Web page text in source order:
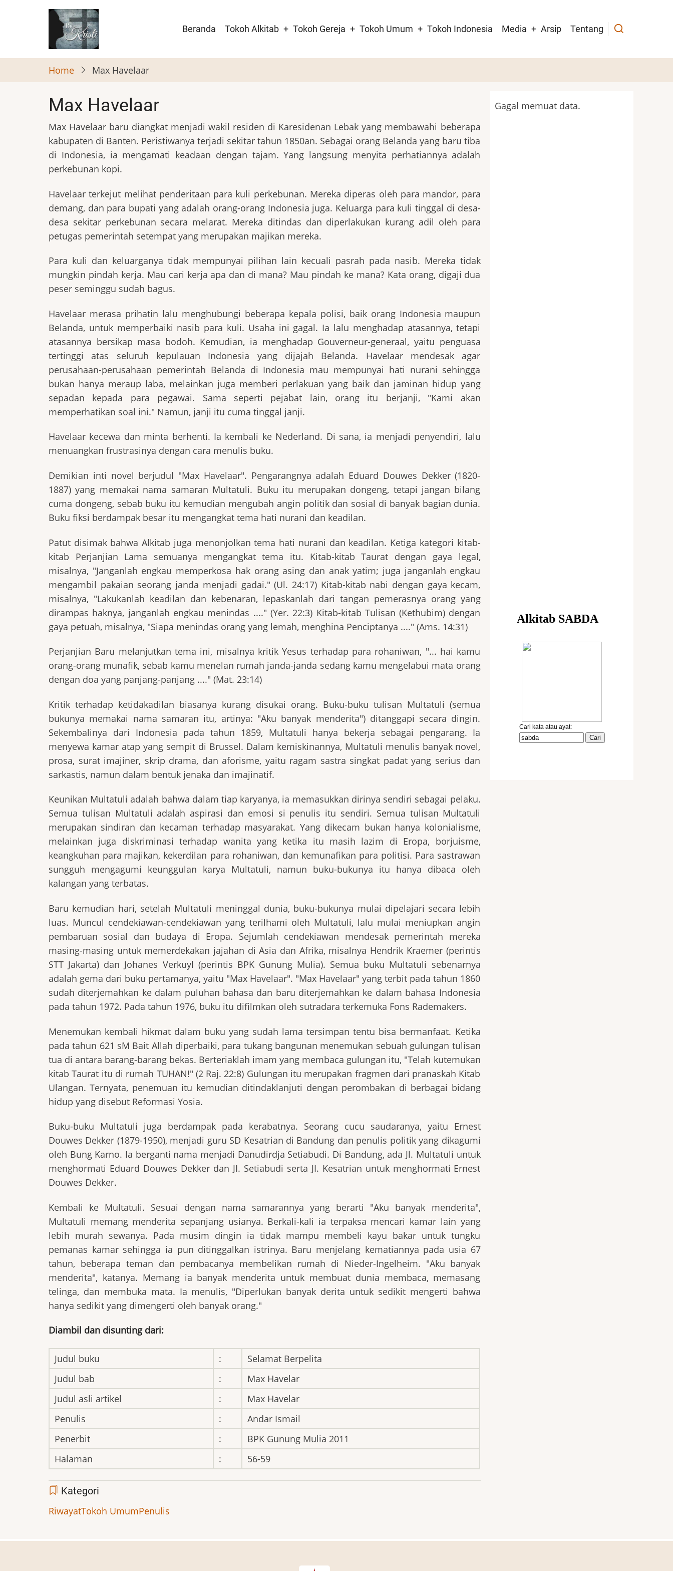
Main
Beranda Tokoh Alkitab Tokoh Gereja Tokoh Umum Tokoh Indonesia Media Arsip Tentang
Home Max Havelaar
Max Havelaar
Max Havelaar baru diangkat menjadi wakil residen di Karesidenan Lebak yang membawahi beberapa
kabupaten di Banten. Peristiwanya terjadi sekitar tahun 1850an. Sebagai orang Belanda yang baru tiba
di Indonesia, ia mengamati keadaan dengan tajam. Yang langsung menyita perhatiannya adalah
perkebunan kopi.
Havelaar terkejut melihat penderitaan para kuli perkebunan. Mereka diperas oleh para mandor, para
demang, dan para bupati yang adalah orang-orang Indonesia juga. Keluarga para kuli tinggal di desa-
desa sekitar perkebunan secara melarat. Mereka ditindas dan diperlakukan kurang adil oleh para
petugas pemerintah setempat yang merupakan majikan mereka.
Para kuli dan keluarganya tidak mempunyai pilihan lain kecuali pasrah pada nasib. Mereka tidak
mungkin pindah kerja. Mau cari kerja apa dan di mana? Mau pindah ke mana? Kata orang, digaji dua
peser seminggu sudah bagus.
Havelaar merasa prihatin lalu menghubungi beberapa kepala polisi, baik orang Indonesia maupun
Belanda, untuk memperbaiki nasib para kuli. Usaha ini gagal. Ia lalu menghadap atasannya, tetapi
atasannya bersikap masa bodoh. Kemudian, ia menghadap Gouverneur-generaal, yaitu penguasa
tertinggi atas seluruh kepulauan Indonesia yang dijajah Belanda. Havelaar mendesak agar
perusahaan-perusahaan pemerintah Belanda di Indonesia mau mempunyai hati nurani sehingga
bukan hanya meraup laba, melainkan juga memberi perlakuan yang baik dan jaminan hidup yang
sepadan kepada para pegawai. Sama seperti pejabat lain, orang itu berjanji, "Kami akan
memperhatikan soal ini." Namun, janji itu cuma tinggal janji.
Havelaar kecewa dan minta berhenti. Ia kembali ke Nederland. Di sana, ia menjadi penyendiri, lalu
menuangkan frustrasinya dengan cara menulis buku.
Demikian inti novel berjudul "Max Havelaar". Pengarangnya adalah Eduard Douwes Dekker (1820-
1887) yang memakai nama samaran Multatuli. Buku itu merupakan dongeng, tetapi jangan bilang
cuma dongeng, sebab buku itu kemudian mengubah angin politik dan sosial di banyak bagian dunia.
Buku fiksi berdampak besar itu mengangkat tema hati nurani dan keadilan.
Patut disimak bahwa Alkitab juga menonjolkan tema hati nurani dan keadilan. Ketiga kategori kitab-
kitab Perjanjian Lama semuanya mengangkat tema itu. Kitab-kitab Taurat dengan gaya legal,
misalnya, "Janganlah engkau memperkosa hak orang asing dan anak yatim; juga janganlah engkau
mengambil pakaian seorang janda menjadi gadai." (Ul. 24:17) Kitab-kitab nabi dengan gaya kecam,
misalnya, "Lakukanlah keadilan dan kebenaran, lepaskanlah dari tangan pemerasnya orang yang
dirampas haknya, janganlah engkau menindas ...." (Yer. 22:3) Kitab-kitab Tulisan (Kethubim) dengan
gaya petuah, misalnya, "Siapa menindas orang yang lemah, menghina Penciptanya ...." (Ams. 14:31)
Perjanjian Baru melanjutkan tema ini, misalnya kritik Yesus terhadap para rohaniwan, "... hai kamu
orang-orang munafik, sebab kamu menelan rumah janda-janda sedang kamu mengelabui mata orang
dengan doa yang panjang-panjang ...." (Mat. 23:14)
Kritik terhadap ketidakadilan biasanya kurang disukai orang. Buku-buku tulisan Multatuli (semua
bukunya memakai nama samaran itu, artinya: "Aku banyak menderita") ditanggapi secara dingin.
Sekembalinya dari Indonesia pada tahun 1859, Multatuli hanya bekerja sebagai pengarang. Ia
menyewa kamar atap yang sempit di Brussel. Dalam kemiskinannya, Multatuli menulis banyak novel,
prosa, surat imajiner, skrip drama, dan aforisme, yaitu ragam sastra singkat padat yang serius dan
sarkastis, namun dalam bentuk jenaka dan imajinatif.
Keunikan Multatuli adalah bahwa dalam tiap karyanya, ia memasukkan dirinya sendiri sebagai pelaku.
Semua tulisan Multatuli adalah aspirasi dan emosi si penulis itu sendiri. Semua tulisan Multatuli
merupakan sindiran dan kecaman terhadap masyarakat. Yang dikecam bukan hanya kolonialisme,
melainkan juga diskriminasi terhadap wanita yang ketika itu masih lazim di Eropa, borjuisme,
keangkuhan para majikan, kekerdilan para rohaniwan, dan kemunafikan para politisi. Para sastrawan
sungguh mengagumi keunggulan karya Multatuli, namun buku-bukunya itu hanya dibaca oleh
kalangan yang terbatas.
Baru kemudian hari, setelah Multatuli meninggal dunia, buku-bukunya mulai dipelajari secara lebih
luas. Muncul cendekiawan-cendekiawan yang terilhami oleh Multatuli, lalu mulai meniupkan angin
pembaruan sosial dan budaya di Eropa. Sejumlah cendekiawan mendesak pemerintah mereka
masing-masing untuk memerdekakan jajahan di Asia dan Afrika, misalnya Hendrik Kraemer (perintis
STT Jakarta) dan Johanes Verkuyl (perintis BPK Gunung Mulia). Semua buku Multatuli sebenarnya
adalah gema dari buku pertamanya, yaitu "Max Havelaar". "Max Havelaar" yang terbit pada tahun 1860
sudah diterjemahkan ke dalam puluhan bahasa dan baru diterjemahkan ke dalam bahasa Indonesia
pada tahun 1972. Pada tahun 1976, buku itu difilmkan oleh sutradara terkemuka Fons Rademakers.
Menemukan kembali hikmat dalam buku yang sudah lama tersimpan tentu bisa bermanfaat. Ketika
pada tahun 621 sM Bait Allah diperbaiki, para tukang bangunan menemukan sebuah gulungan tulisan
tua di antara barang-barang bekas. Berteriaklah imam yang membaca gulungan itu, "Telah kutemukan
kitab Taurat itu di rumah TUHAN!" (2 Raj. 22:8) Gulungan itu merupakan fragmen dari pranaskah Kitab
Ulangan. Ternyata, penemuan itu kemudian ditindaklanjuti dengan perombakan di berbagai bidang
hidup yang disebut Reformasi Yosia.
Buku-buku Multatuli juga berdampak pada kerabatnya. Seorang cucu saudaranya, yaitu Ernest
Douwes Dekker (1879-1950), menjadi guru SD Kesatrian di Bandung dan penulis politik yang dikagumi
oleh Bung Karno. Ia berganti nama menjadi Danudirdja Setiabudi. Di Bandung, ada Jl. Multatuli untuk
menghormati Eduard Douwes Dekker dan JI. Setiabudi serta JI. Kesatrian untuk menghormati Ernest
Douwes Dekker.
Kembali ke Multatuli. Sesuai dengan nama samarannya yang berarti "Aku banyak menderita",
Multatuli memang menderita sepanjang usianya. Berkali-kali ia terpaksa mencari kamar lain yang
lebih murah sewanya. Pada musim dingin ia tidak mampu membeli kayu bakar untuk tungku
pemanas kamar sehingga ia pun ditinggalkan istrinya. Baru menjelang kematiannya pada usia 67
tahun, beberapa teman dan pembacanya membelikan rumah di Nieder-Ingelheim. "Aku banyak
menderita", katanya. Memang ia banyak menderita untuk membuat dunia membaca, memasang
telinga, dan membuka mata. Ia menulis, "Diperlukan banyak derita untuk sedikit mengerti bahwa
hanya sedikit yang dimengerti oleh banyak orang."
Diambil dan disunting dari:
Judul buku :
Selamat Berpelita
Judul bab
:
Max Havelar
Judul asli artikel
:
Max Havelar
Penulis
:
Andar Ismail
Penerbit
:
BPK Gunung Mulia 2011
Halaman
: 56-59
Kategori
RiwayatTokoh UmumPenulis
Gagal memuat data.